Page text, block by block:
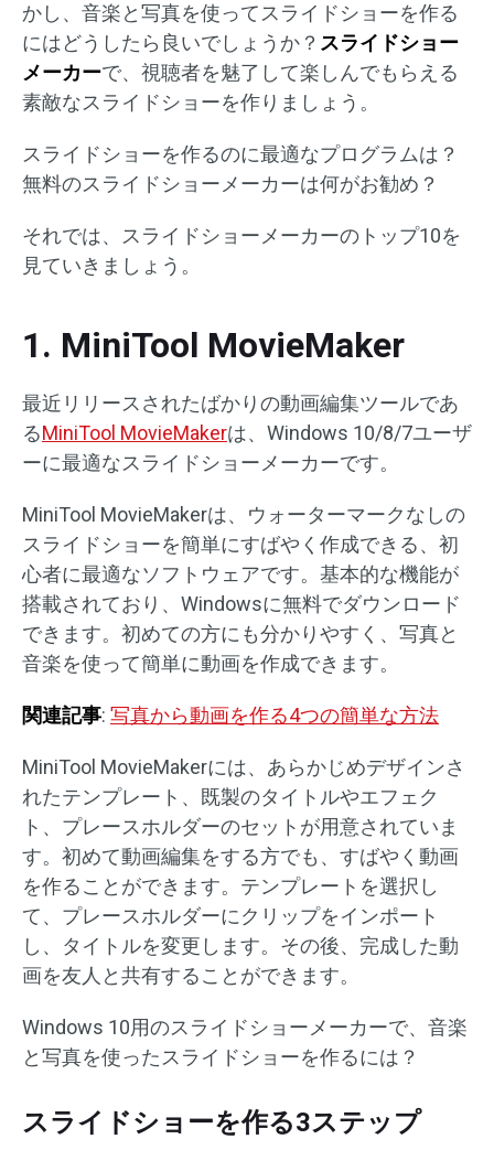
かし、音楽と写真を使ってスライドショーを作る
にはどうしたら良いでしょうか？ スライドショー
メーカーで、視聴者を魅了して楽しんでもらえる
素敵なスライドショーを作りましょう。
スライドショーを作るのに最適なプログラムは？
無料のスライドショーメーカーは何がお勧め？
それでは、スライドショーメーカーのトップ10を
見ていきましょう。
1. MiniTool MovieMaker
最近リリースされたばかりの動画編集ツールであ
るMiniTool MovieMakerは、Windows 10/8/7ユーザ
ーに最適なスライドショーメーカーです。
MiniTool MovieMakerは、ウォーターマークなしの
スライドショーを簡単にすばやく作成できる、初
心者に最適なソフトウェアです。基本的な機能が
搭載されており、Windowsに無料でダウンロード
できます。初めての方にも分かりやすく、写真と
音楽を使って簡単に動画を作成できます。
関連記事: 写真から動画を作る4つの簡単な方法
MiniTool MovieMakerには、あらかじめデザインさ
れたテンプレート、既製のタイトルやエフェク
ト、プレースホルダーのセットが用意されていま
す。初めて動画編集をする方でも、すばやく動画
を作ることができます。テンプレートを選択し
て、プレースホルダーにクリップをインポート
し、タイトルを変更します。その後、完成した動
画を友人と共有することができます。
Windows 10用のスライドショーメーカーで、音楽
と写真を使ったスライドショーを作るには？
スライドショーを作る3ステップ